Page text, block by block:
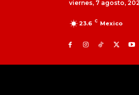
viernes, 7 agosto,
23.6 C Mexico
TOLUCA 98.9